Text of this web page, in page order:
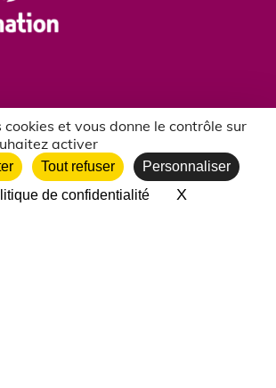
et vous donne le contrôle sur
activer
Tout refuser
Personnaliser
de confidentialité
XMasquer le
ASSOCIATIFS